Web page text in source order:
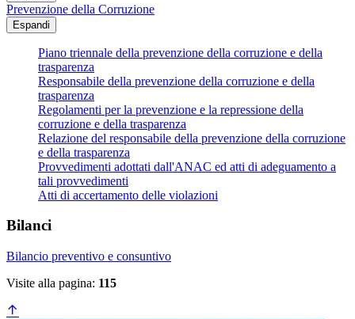
Prevenzione della Corruzione
Espandi
Piano triennale della prevenzione della corruzione e della
trasparenza
Responsabile della prevenzione della corruzione e della
trasparenza
Regolamenti per la prevenzione e la repressione della
corruzione e della trasparenza
Relazione del responsabile della prevenzione della corruzione
e della trasparenza
Provvedimenti adottati dall'ANAC ed atti di adeguamento a
tali provvedimenti
Atti di accertamento delle violazioni
Bilanci
Bilancio preventivo e consuntivo
Visite alla pagina: 115